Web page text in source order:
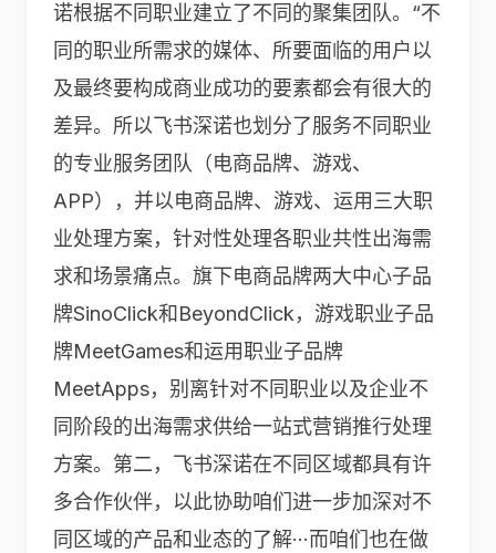
诺根据不同职业建立了不同的聚集团队。“不
同的职业所需求的媒体、所要面临的用户以
及最终要构成商业成功的要素都会有很大的
差异。所以飞书深诺也划分了服务不同职业
的专业服务团队（电商品牌、游戏、
APP），并以电商品牌、游戏、运用三大职
业处理方案，针对性处理各职业共性出海需
求和场景痛点。旗下电商品牌两大中心子品
牌SinoClick和BeyondClick，游戏职业子品
牌MeetGames和运用职业子品牌
MeetApps，别离针对不同职业以及企业不
同阶段的出海需求供给一站式营销推行处理
方案。第二，飞书深诺在不同区域都具有许
多合作伙伴，以此协助咱们进一步加深对不
同区域的产品和业态的了解···而咱们也在做